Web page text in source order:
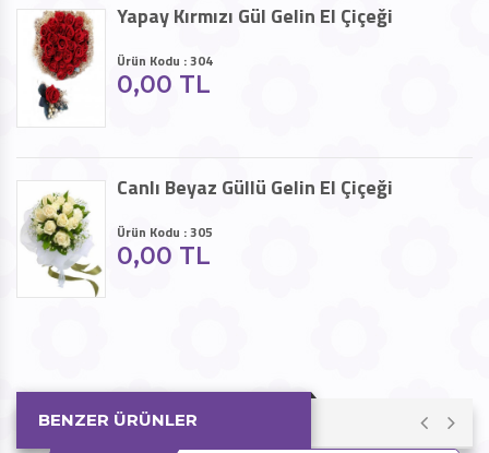
Yapay Kırmızı Gül Gelin El Çiçeği
Ürün Kodu : 304
0,00 TL
Canlı Beyaz Güllü Gelin El Çiçeği
Ürün Kodu : 305
0,00 TL
BENZER ÜRÜNLER